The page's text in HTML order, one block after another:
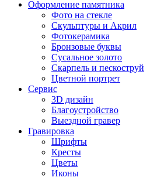
Оформление памятника
Фото на стекле
Скульптуры и Акрил
Фотокерамика
Бронзовые буквы
Сусальное золото
Скарпель и пескоструй
Цветной портрет
Сервис
3D дизайн
Благоустройство
Выездной гравер
Гравировка
Шрифты
Кресты
Цветы
Иконы